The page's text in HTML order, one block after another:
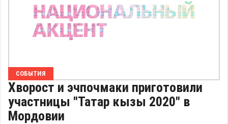
СОБЫТИЯ
Хворост и эчпочмаки приготовили
участницы "Татар кызы 2020" в
Мордовии